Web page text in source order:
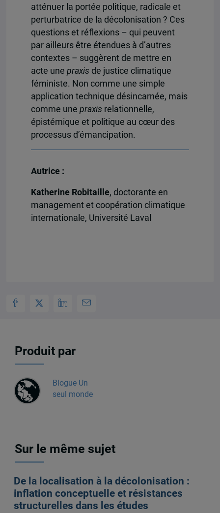
atténuer la portée politique, radicale et
perturbatrice de la décolonisation ? Ces
questions et réflexions – qui peuvent
par ailleurs être étendues à d’autres
contextes – suggèrent de mettre en
acte une praxis de justice climatique
féministe. Non comme une simple
application technique désincarnée, mais
comme une praxis relationnelle,
épistémique et politique au cœur des
processus d’émancipation.
Autrice :
Katherine Robitaille, doctorante en
management et coopération climatique
internationale, Université Laval
Produit par
Blogue Un
seul monde
Sur le même sujet
De la localisation à la décolonisation :
inflation conceptuelle et résistances
structurelles dans les études